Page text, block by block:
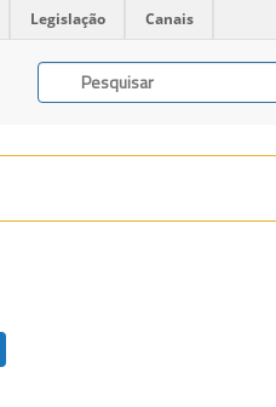
Legislação Canais